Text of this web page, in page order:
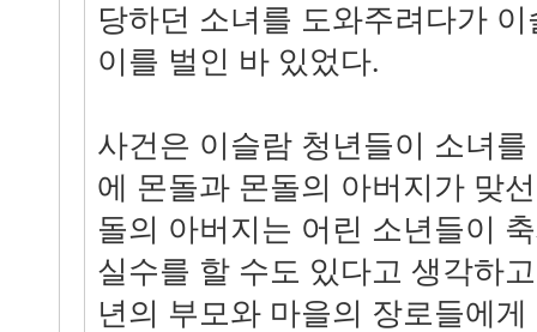
당하던 소녀를 도와주려다가
이를 벌인 바 있었다.
사건은 이슬람 청년들이 소녀
에 몬돌과 몬돌의 아버지가 맞
돌의 아버지는 어린 소년들이
실수를 할 수도 있다고 생각하
년의 부모와 마을의 장로들에